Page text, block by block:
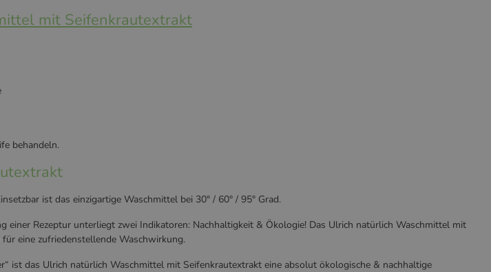
mit Seifenkrautextrakt
behandeln.
ist das einzigartige Waschmittel bei 30° / 60° / 95° Grad.
Rezeptur unterliegt zwei Indikatoren: Nachhaltigkeit & Ökologie! Das Ulrich natürlich Waschmittel mit
eine zufriedenstellende Waschwirkung.
ist das Ulrich natürlich Waschmittel mit Seifenkrautextrakt eine absolut ökologische & nachhaltige